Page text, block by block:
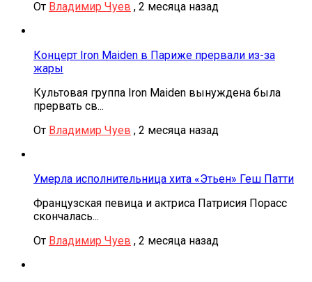
От Владимир Чуев , 2 месяца назад
Концерт Iron Maiden в Париже прервали из-за
жары
Культовая группа Iron Maiden вынуждена была
прервать св...
От Владимир Чуев , 2 месяца назад
Умерла исполнительница хита «Этьен» Геш Патти
Французская певица и актриса Патрисия Порасс
скончалась...
От Владимир Чуев , 2 месяца назад